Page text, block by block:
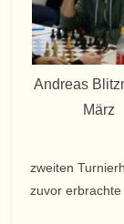
Andreas
März
zweiten
zuvor erbrachte